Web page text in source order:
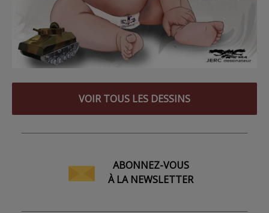
VOIR TOUS LES DESSINS
ABONNEZ-VOUS
À LA NEWSLETTER